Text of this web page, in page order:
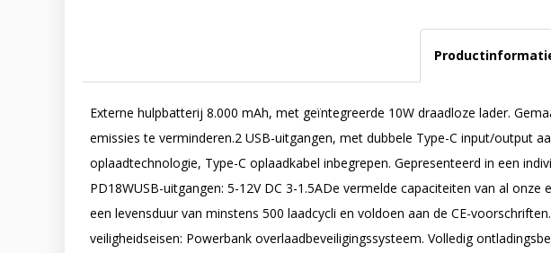
Externe hulpbatterij 8.000 mAh, met geïntegreerde 10W draadloze lader.
emissies te verminderen.2 USB-uitgangen, met dubbele Type-C input/output
oplaadtechnologie, Type-C oplaadkabel inbegrepen. Gepresenteerd in een
PD18WUSB-uitgangen: 5-12V DC 3-1.5ADe vermelde capaciteiten van al
een levensduur van minstens 500 laadcycli en voldoen aan de CE-
veiligheidseisen: Powerbank overlaadbeveiligingssysteem. Volledig